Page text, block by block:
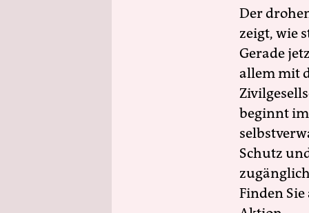
Der
zeigt, wie
Gerade
allem mit
beginnt
Schutz
Finden